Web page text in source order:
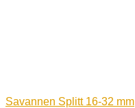
Savannen Splitt 16-32 mm